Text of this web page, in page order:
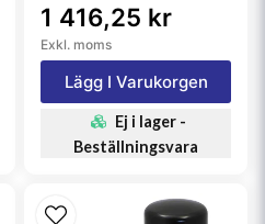
1 416,25 kr
Exkl. moms
Lägg I Varukorgen
Ej i lager -
Beställningsvara